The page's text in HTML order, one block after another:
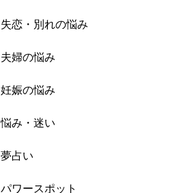
失恋・別れの悩み
夫婦の悩み
妊娠の悩み
悩み・迷い
夢占い
パワースポット